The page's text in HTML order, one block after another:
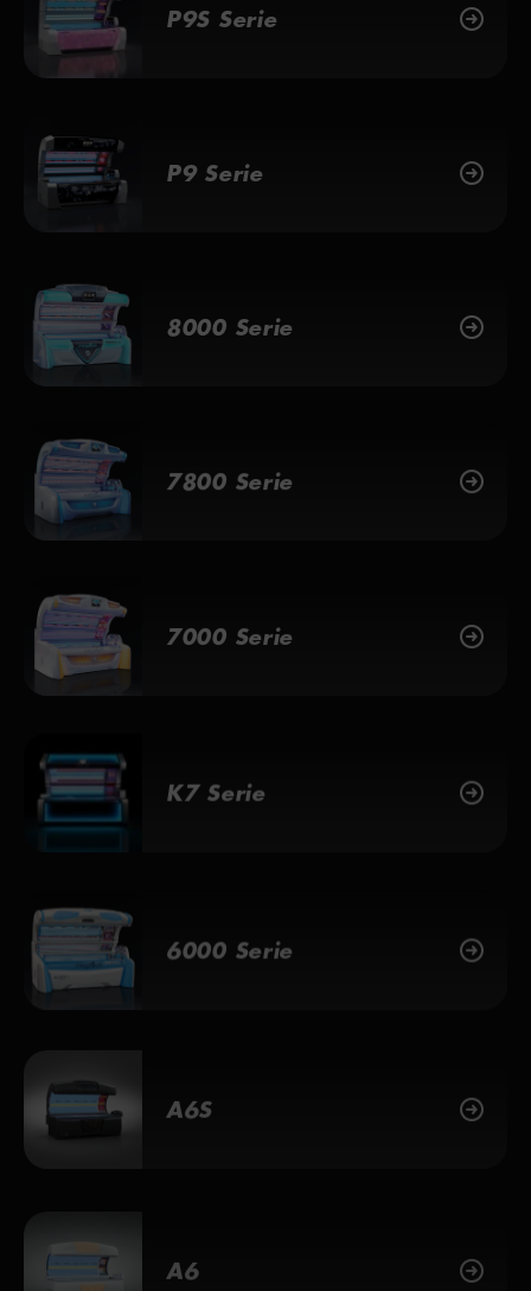
P9S Serie
P9 Serie
8000 Serie
7800 Serie
7000 Serie
K7 Serie
6000 Serie
A6S